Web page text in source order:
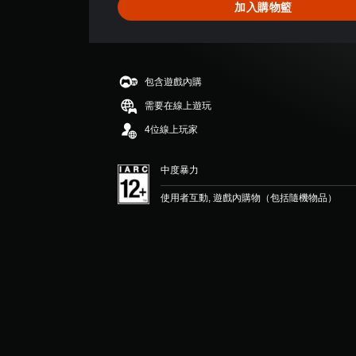
顆
（
分
5
顆
）
共
2
則
加入購物籃
包含遊戲內購
需要在線上遊玩
4位線上玩家
中度暴力
使用者互動, 遊戲內購物（包括隨機物品）